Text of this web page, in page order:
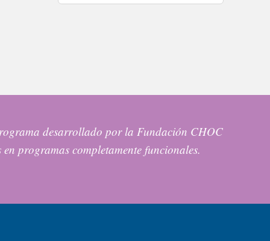
desarrollado por la Fundación CHOC
programas completamente funcionales.